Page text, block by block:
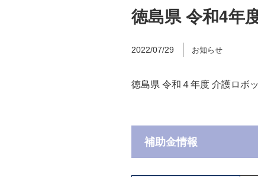
徳島県 令和4年
2022/07/29 お知らせ
徳島県 令和４年度 介護ロボ
補助金情報